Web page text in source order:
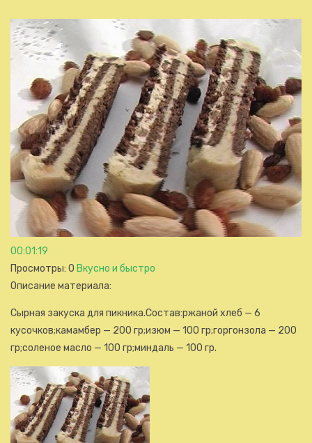
00:01:19
Просмотры: 0 Вкусно и быстро
Описание материала:
Сырная закуска для пикника.Состав:ржаной хлеб — 6
кусочков;камамбер — 200 гр;изюм — 100 гр;горгонзола — 200
гр;соленое масло — 100 гр;миндаль — 100 гр.